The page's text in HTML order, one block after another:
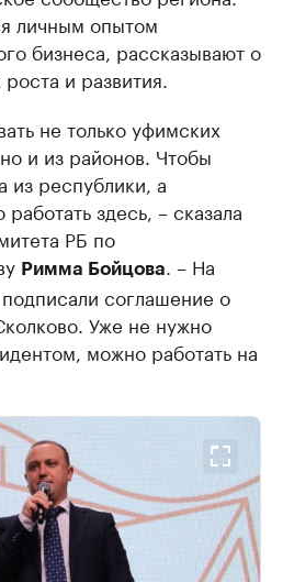
личным опытом
бизнеса, рассказывают о
и развития.
не только уфимских
и из районов. Чтобы
из республики, а
здесь, – сказала
РБ по
Римма Бойцова. – На
соглашение о
Уже не нужно
можно работать на